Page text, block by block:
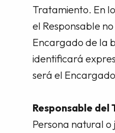
Tratamiento. En
el Responsable
Encargado de la
identificará
será el
Responsable
Persona natural